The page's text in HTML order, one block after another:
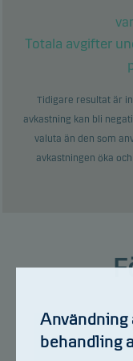
Totala avgifter
Tidigare resultat är
avkastning kan bli
valuta än den som
avkastningen öka
Användning
behandling